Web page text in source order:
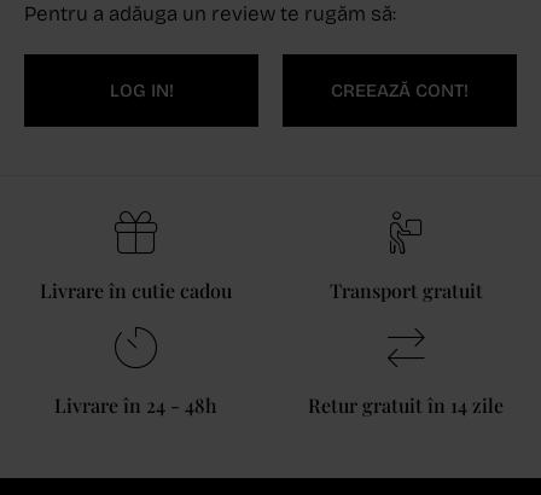
Pentru a adăuga un review te rugăm să:
LOG IN! CREEAZĂ CONT!
Livrare în cutie cadou Transport gratuit
Livrare în 24 - 48h Retur gratuit în 14 zile